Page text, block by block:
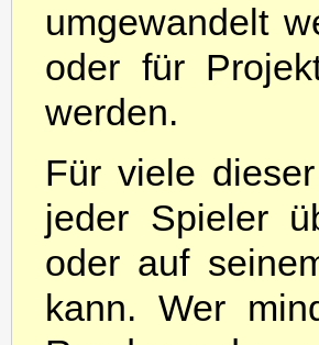
umgewandelt
oder für
werden.
Für viele
jeder Spieler
oder auf
kann. Wer